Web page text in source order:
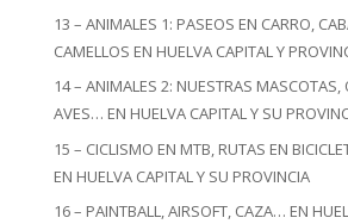
13 – ANIMALES 1: PASEOS EN CARRO,
CAMELLOS EN HUELVA CAPITAL Y
14 – ANIMALES 2: NUESTRAS MASCOTAS,
AVES… EN HUELVA CAPITAL Y SU
15 – CICLISMO EN MTB, RUTAS EN
EN HUELVA CAPITAL Y SU PROVINCIA
16 – PAINTBALL, AIRSOFT, CAZA… EN